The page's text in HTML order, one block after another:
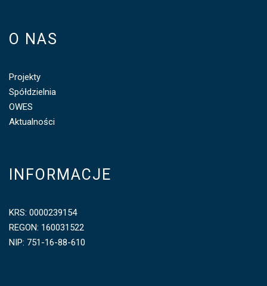
O NAS
Projekty
Spółdzielnia
OWES
Aktualności
INFORMACJE
KRS: 0000239154
REGON: 160031522
NIP: 751-16-88-610